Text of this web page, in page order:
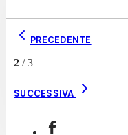
PRECEDENTE
2 /3
SUCCESSIVA